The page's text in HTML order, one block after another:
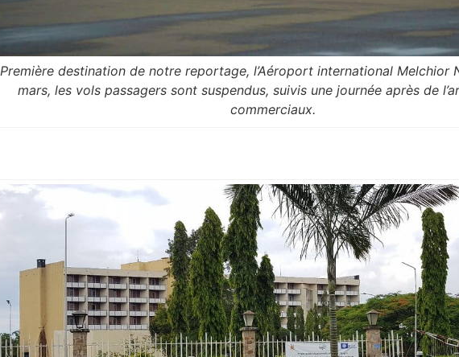
Première destination de notre reportage, l’Aéroport international Melchior
mars, les vols passagers sont suspendus, suivis une journée après de
commerciaux.